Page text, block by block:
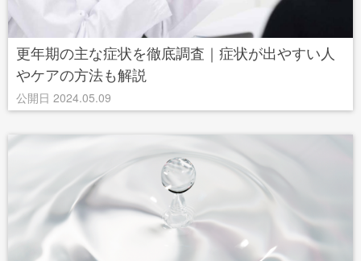
更年期の主な症状を徹底調査｜症状が出やすい人
やケアの方法も解説
公開日 2024.05.09